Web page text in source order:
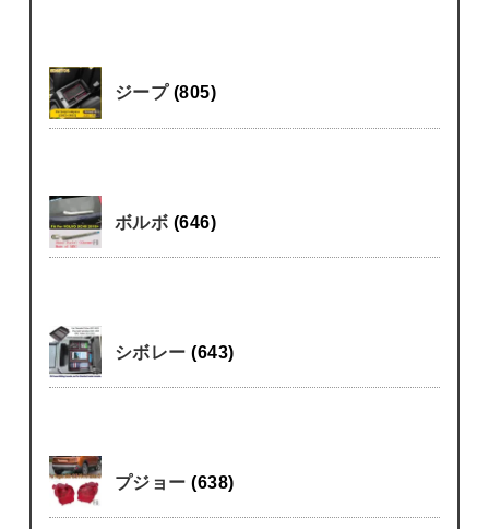
ジープ (805)
ボルボ (646)
シボレー(643)
プジョー(638)